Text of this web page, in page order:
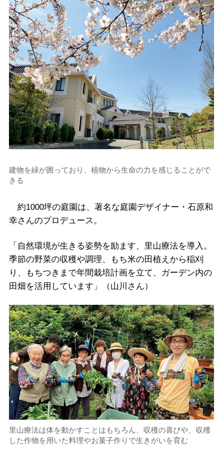
建物を緑が囲っており、植物から生命の力を感じることがで
きる
約1000坪の庭園は、著名な庭園デザイナー・石原和
幸さんのプロデュース。
「自然環境が生きる姿勢を励ます、里山療法を導入。
季節の野菜の収穫や調理、もち米の田植えから稲刈
り、もちつきまで年間栽培計画を立て、ガーデン内の
田畑を活用しています」（山川さん）
里山療法は体を動かすことはもちろん、収穫の喜びや、収穫
した作物を用いた料理やお菓子作りで生きがいを育む